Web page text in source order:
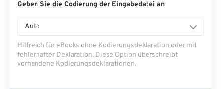
Geben Sie die Codierung der Eingabedatei an
Auto
Hilfreich für eBooks ohne Kodierungsdeklaration oder mit
fehlerhafter Deklaration. Diese Option überschreibt
vorhandene Kodierungsdeklarationen.